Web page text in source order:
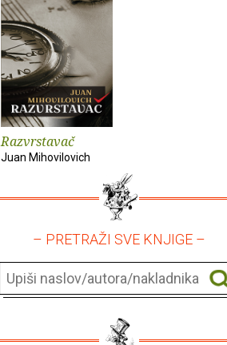
Razvrstavač
Juan Mihovilovich
– PRETRAŽI SVE KNJIGE –